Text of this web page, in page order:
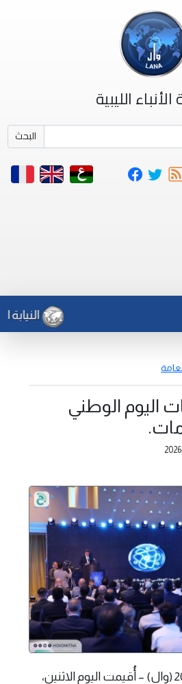
الليبية
البحث
النيابة
اليوم الوطني
طرابلس، 2 يونيو 2026 (وال) – أُقيمت اليوم الاثنين،